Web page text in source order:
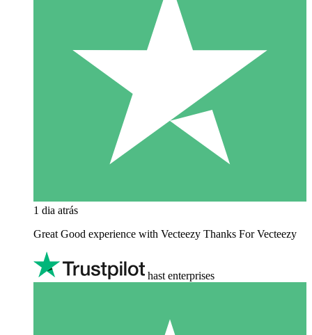
1 dia atrás
Great Good experience with Vecteezy Thanks For Vecteezy
hast enterprises